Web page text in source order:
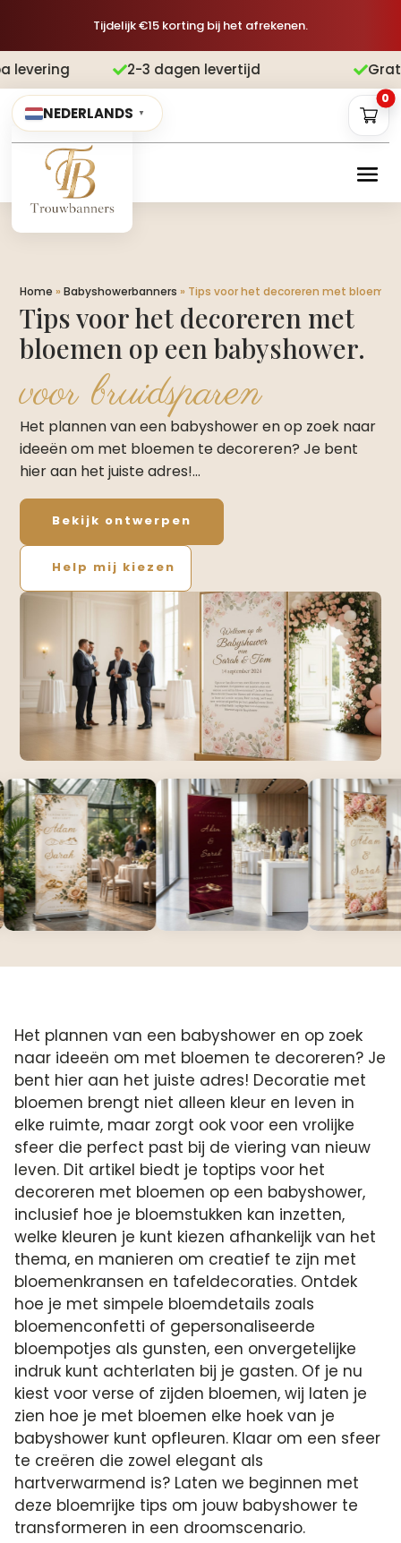
Tijdelijk €15 korting bij het afrekenen.
2-3 dagen levertijd Gratis
NEDERLANDS ▼
0
Home »Babyshowerbanners » Tips voor het decoreren met
Tips voor het decoreren met
bloemen op een babyshower.​
voor bruidsparen
Het plannen van een babyshower en op zoek naar
ideeën om met bloemen te decoreren? Je bent
hier aan het juiste adres!…
Bekijk ontwerpen
Help mij kiezen
Het plannen van een babyshower en op zoek
naar ideeën om met bloemen te decoreren? Je
bent hier aan het juiste adres! Decoratie met
bloemen brengt niet alleen kleur en leven in
elke ruimte, maar zorgt ook voor een vrolijke
sfeer die perfect past bij de viering van nieuw
leven. Dit artikel biedt je toptips voor het
decoreren met bloemen op een babyshower,
inclusief hoe je bloemstukken kan inzetten,
welke kleuren je kunt kiezen afhankelijk van het
thema, en manieren om creatief te zijn met
bloemenkransen en tafeldecoraties. Ontdek
hoe je met simpele bloemdetails zoals
bloemenconfetti of gepersonaliseerde
bloempotjes als gunsten, een onvergetelijke
indruk kunt achterlaten bij je gasten. Of je nu
kiest voor verse of zijden bloemen, wij laten je
zien hoe je met bloemen elke hoek van je
babyshower kunt opfleuren. Klaar om een sfeer
te creëren die zowel elegant als
hartverwarmend is? Laten we beginnen met
deze bloemrijke tips om jouw babyshower te
transformeren in een droomscenario.